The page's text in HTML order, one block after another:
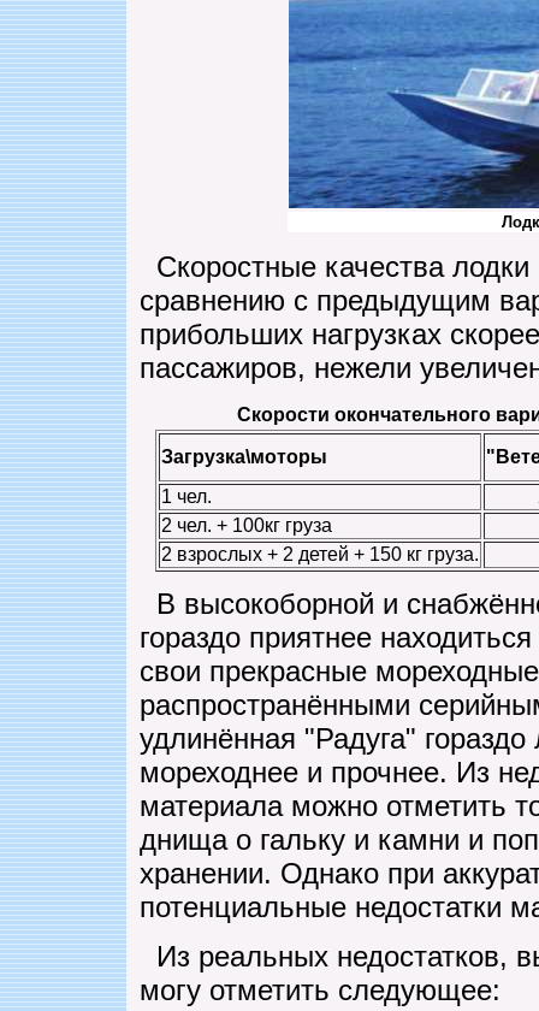
Скоростные качества
сравнению с предыдущим
прибольших нагрузках
пассажиров, нежели
Скорости окончательного
Загрузка\моторы
1 чел.
2 чел. + 100кг груза
2 взрослых + 2 детей + 150 кг груза.
В высокоборной и
гораздо приятнее
свои прекрасные
распространёнными
удлинённая "Радуга"
мореходнее и прочнее. Из
материала можно отметить
днища о гальку и камни и
хранении. Однако при
потенциальные недостатки
Из реальных недостатков,
могу отметить следующее: